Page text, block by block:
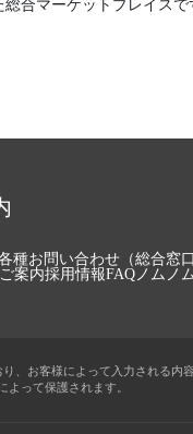
総合マーケットプレイスで
種お問い合わせ（総合窓口
案内採用情報FAQノムノ
、お客様によって入力される内
よって保護されます。